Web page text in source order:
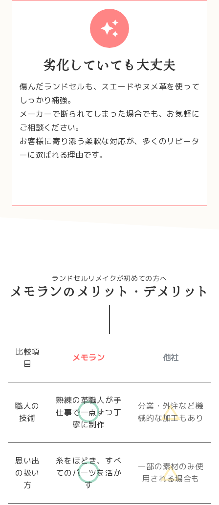
劣化していても大丈夫
傷んだランドセルも、スエードやヌメ革を使って
しっかり補強。
メーカーで断られてしまった場合でも、お気軽に
ご相談ください。
お客様に寄り添う柔軟な対応が、多くのリピータ
ーに選ばれる理由です。
ランドセルリメイクが初めての方へ
メモランのメリット・デメリット
比較項
目
メモラン 他社
職人の
技術
熟練の革職人が手
仕事で一点ずつ丁
寧に制作
分業・外注など機
械的な加工もあり
思い出
の扱い
方
糸をほどき、すべ
てのパーツを活か
す
一部の素材のみ使
用される場合も